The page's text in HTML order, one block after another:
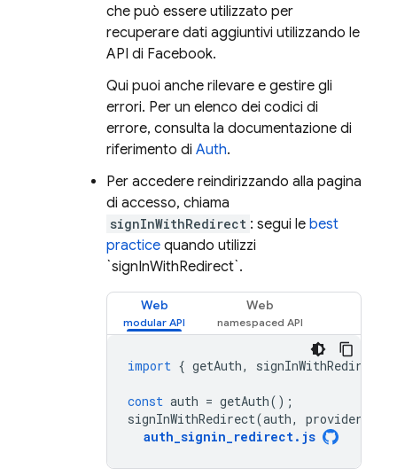
che può essere utilizzato per
recuperare dati aggiuntivi utilizzando le
API di Facebook.
Qui puoi anche rilevare e gestire gli
errori. Per un elenco dei codici di
errore, consulta la documentazione di
riferimento di Auth.
Per accedere reindirizzando alla pagina
di accesso, chiama
signInWithRedirect : segui le best
practice quando utilizzi
`signInWithRedirect`.
Web Web
import { getAuth, signInWithRedirect
const auth = getAuth();
signInWithRedirect(auth, provider
auth_signin_redirect. js